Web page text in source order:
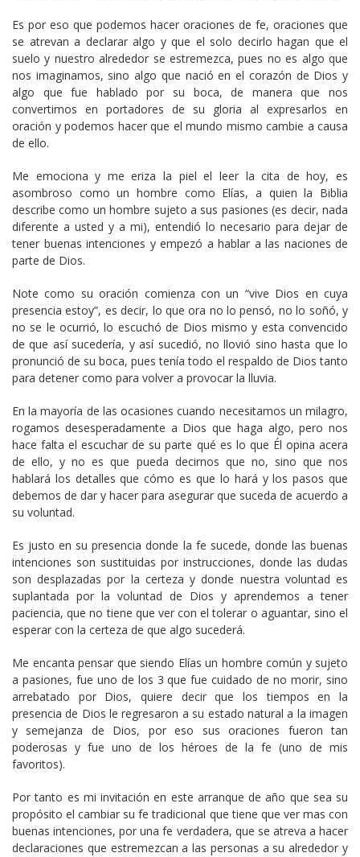
Es por eso que podemos hacer oraciones de fe, oraciones que
se atrevan a declarar algo y que el solo decirlo hagan que el
suelo y nuestro alrededor se estremezca, pues no es algo que
nos imaginamos, sino algo que nació en el corazón de Dios y
algo que fue hablado por su boca, de manera que nos
convertimos en portadores de su gloria al expresarlos en
oración y podemos hacer que el mundo mismo cambie a causa
de ello.
Me emociona y me eriza la piel el leer la cita de hoy, es
asombroso como un hombre como Elías, a quien la Biblia
describe como un hombre sujeto a sus pasiones (es decir, nada
diferente a usted y a mi), entendió lo necesario para dejar de
tener buenas intenciones y empezó a hablar a las naciones de
parte de Dios.
Note como su oración comienza con un “vive Dios en cuya
presencia estoy”, es decir, lo que ora no lo pensó, no lo soñó, y
no se le ocurrió, lo escuchó de Dios mismo y esta convencido
de que así sucedería, y así sucedió, no llovió sino hasta que lo
pronunció de su boca, pues tenía todo el respaldo de Dios tanto
para detener como para volver a provocar la lluvia.
En la mayoría de las ocasiones cuando necesitamos un milagro,
rogamos desesperadamente a Dios que haga algo, pero nos
hace falta el escuchar de su parte qué es lo que Él opina acera
de ello, y no es que pueda decirnos que no, sino que nos
hablará los detalles que cómo es que lo hará y los pasos que
debemos de dar y hacer para asegurar que suceda de acuerdo a
su voluntad.
Es justo en su presencia donde la fe sucede, donde las buenas
intenciones son sustituidas por instrucciones, donde las dudas
son desplazadas por la certeza y donde nuestra voluntad es
suplantada por la voluntad de Dios y aprendemos a tener
paciencia, que no tiene que ver con el tolerar o aguantar, sino el
esperar con la certeza de que algo sucederá.
Me encanta pensar que siendo Elías un hombre común y sujeto
a pasiones, fue uno de los 3 que fue cuidado de no morir, sino
arrebatado por Dios, quiere decir que los tiempos en la
presencia de Dios le regresaron a su estado natural a la imagen
y semejanza de Dios, por eso sus oraciones fueron tan
poderosas y fue uno de los héroes de la fe (uno de mis
favoritos).
Por tanto es mi invitación en este arranque de año que sea su
propósito el cambiar su fe tradicional que tiene que ver mas con
buenas intenciones, por una fe verdadera, que se atreva a hacer
declaraciones que estremezcan a las personas a su alrededor y